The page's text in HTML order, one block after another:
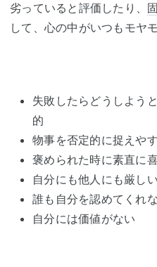
劣っていると評価したり、
して、心の中がいつもモヤ
失敗したらどうしよう
的
物事を否定的に捉えや
褒められた時に素直に
自分にも他人にも厳しい
誰も自分を認めてくれ
自分には価値がない